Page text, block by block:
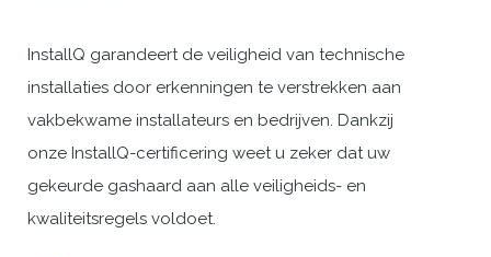
InstallQ garandeert de veiligheid van technische
installaties door erkenningen te verstrekken aan
vakbekwame installateurs en bedrijven. Dankzij
onze InstallQ-certificering weet u zeker dat uw
gekeurde gashaard aan alle veiligheids- en
kwaliteitsregels voldoet.